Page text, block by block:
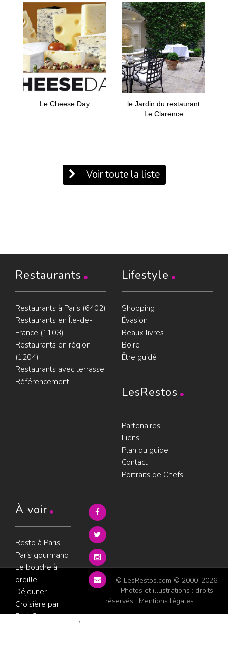
Le Cheese Day
le Jardin du restaurant
Le Clarence
Voir toute la liste
Restaurants
Restaurants à Paris (6402)
Restaurants en Île-de-
France (1103)
Restaurants en région
(1204)
Restaurants avec terrasse
Référencement
Lifestyle
Shopping
Évasion
Beaux livres
Boire
Être guidé
LesRestos
Partenaires
Liens
Plan du guide
Contact
Portraits de Chefs
À voir
Resto à Paris
Paris gourmand
Le bouche à
oreille
Déjeuner
Croisière par
ParisGourmand
© LesRestos.com © 2000-2026.
Photos et illustrations : droits
réservés | Mentions légales
;